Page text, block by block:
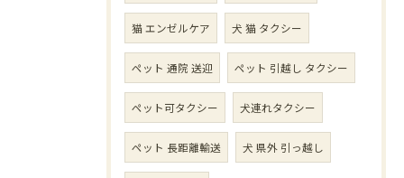
猫 エンゼルケア 犬 猫 タクシー
ペット 通院 送迎 ペット 引越し タクシー
ペット可タクシー 犬連れタクシー
ペット 長距離輸送 犬 県外 引っ越し